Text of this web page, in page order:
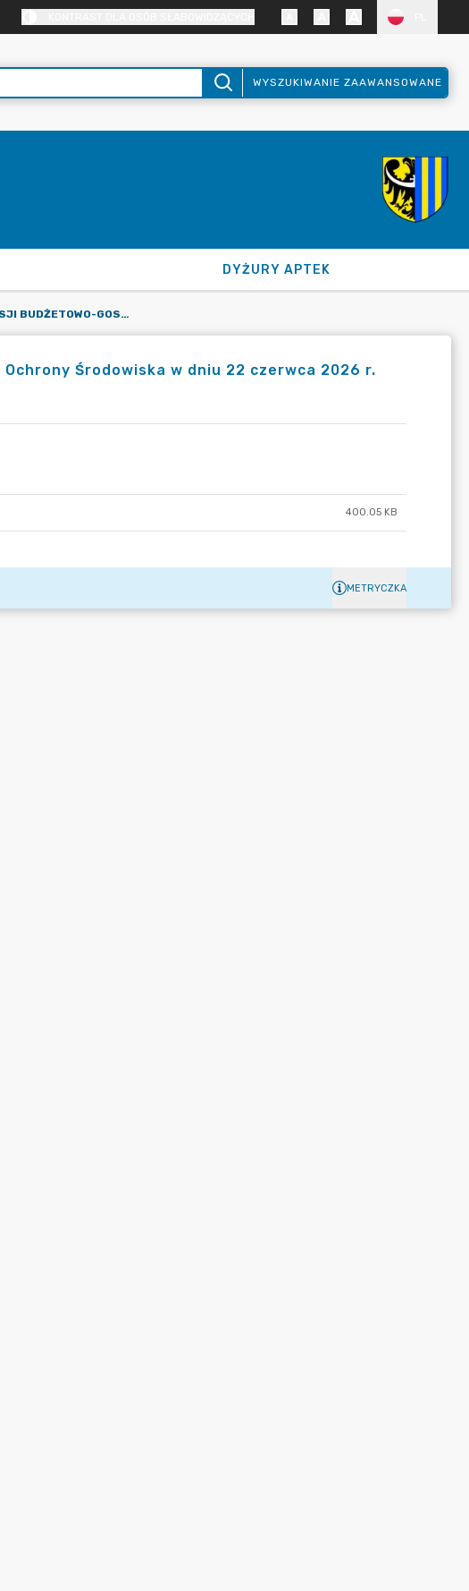
WYSZUKIWANIE ZAAWANSOWANE
DYŻURY APTEK
POSIEDZENIE KOMISJI BUDŻETOWO-GOSPODARCZEJ I OCHRONY ŚRODOWISKA W DNIU 22 CZERWCA 2026 R.
Środowiska w dniu 22 czerwca 2026 r.
400.05 KB
METRYCZKA